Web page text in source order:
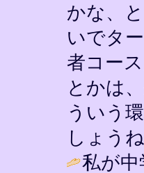
かな、
いでタ
者コー
とかは
ういう
しょう
私が